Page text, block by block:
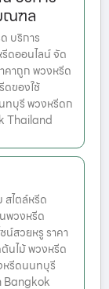
ณฑล
บริการ
ดออนไลน์ จัด
คาถูก พวงหรีด
ของใช้
ทบุรี พวงหรีดก
Thailand
ไตล์หรีด
พวงหรีด
น์สวยหรู ราคา
นไม้ พวงหรีด
หรีดนนทบุรี
Bangkok